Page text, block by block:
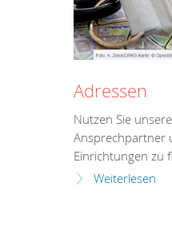
Adressen
Nutzen Sie
Ansprechpartner
Einrichtungen zu
Weiterlesen